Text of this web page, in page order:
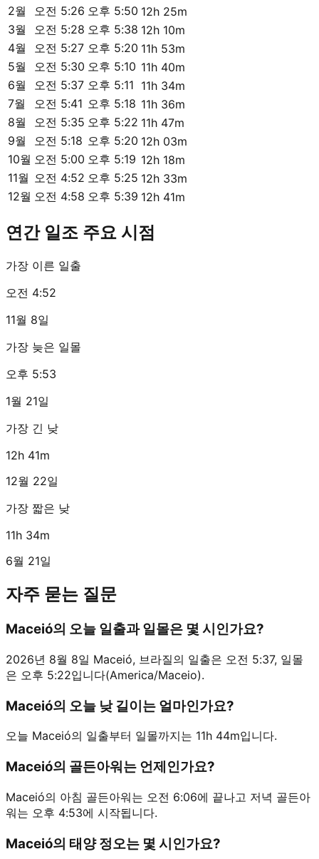
2월 오전 5:26 오후 5:50 12h 25m
3월
오전 5:28 오후 5:38 12h 10m
4월
오전 5:27 오후 5:20 11h 53m
5월
오전 5:30 오후 5:10 11h 40m
6월
오전 5:37 오후 5:11 11h 34m
7월
오전 5:41 오후 5:18 11h 36m
8월
오전 5:35 오후 5:22 11h 47m
9월
오전 5:18 오후 5:20 12h 03m
10월 오전 5:00 오후 5:19 12h 18m
11월 오전 4:52 오후 5:25 12h 33m
12월 오전 4:58 오후 5:39 12h 41m
연간 일조 주요 시점
가장 이른 일출
오전 4:52
11월 8일
가장 늦은 일몰
오후 5:53
1월 21일
가장 긴 낮
12h 41m
12월 22일
가장 짧은 낮
11h 34m
6월 21일
자주 묻는 질문
Maceió의 오늘 일출과 일몰은 몇 시인가요?
2026년 8월 8일 Maceió, 브라질의 일출은 오전 5:37, 일몰
은 오후 5:22입니다(America/Maceio).
Maceió의 오늘 낮 길이는 얼마인가요?
오늘 Maceió의 일출부터 일몰까지는 11h 44m입니다.
Maceió의 골든아워는 언제인가요?
Maceió의 아침 골든아워는 오전 6:06에 끝나고 저녁 골든아
워는 오후 4:53에 시작됩니다.
Maceió의 태양 정오는 몇 시인가요?